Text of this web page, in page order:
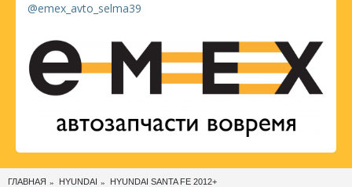
@emex_avto_selma39
ГЛАВНАЯ HYUNDAI
HYUNDAI SANTA FE 2012+